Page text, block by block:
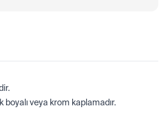
boyalı veya krom kaplamadır.